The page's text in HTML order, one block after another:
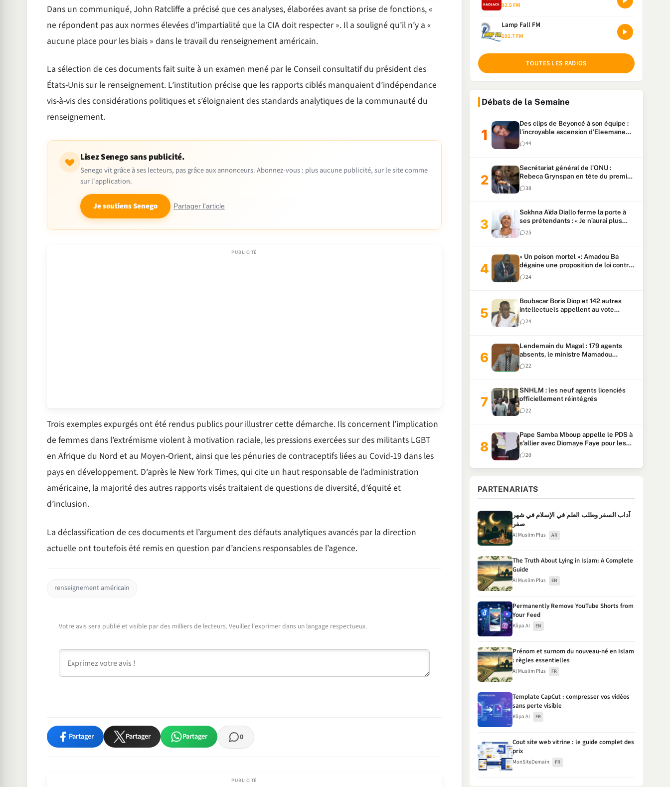
Dans un communiqué, John Ratcliffe a précisé que ces analyses, élaborées avant sa prise de fonctions, «
ne répondent pas aux normes élevées d’impartialité que la CIA doit respecter ». Il a souligné qu’il n’y a «
aucune place pour les biais » dans le travail du renseignement américain.
La sélection de ces documents fait suite à un examen mené par le Conseil consultatif du président des
États-Unis sur le renseignement. L’institution précise que les rapports ciblés manquaient d’indépendance
vis-à-vis des considérations politiques et s’éloignaient des standards analytiques de la communauté du
renseignement.
Lisez Senego sans publicité.
Senego vit grâce à ses lecteurs, pas grâce aux annonceurs. Abonnez-vous : plus aucune publicité, sur le site comme
sur l'application.
Je soutiens Senego Partager l'article
Trois exemples expurgés ont été rendus publics pour illustrer cette démarche. Ils concernent l’implication
de femmes dans l’extrémisme violent à motivation raciale, les pressions exercées sur des militants LGBT
en Afrique du Nord et au Moyen-Orient, ainsi que les pénuries de contraceptifs liées au Covid-19 dans les
pays en développement. D’après le New York Times, qui cite un haut responsable de l’administration
américaine, la majorité des autres rapports visés traitaient de questions de diversité, d’équité et
d’inclusion.
La déclassification de ces documents et l’argument des défauts analytiques avancés par la direction
actuelle ont toutefois été remis en question par d’anciens responsables de l’agence.
renseignement américain
Votre avis sera publié et visible par des milliers de lecteurs. Veuillez l'exprimer dans un langage respectueux.
Partager Partager Partager 0
92.5 FM
Lamp Fall FM
101.7 FM
TOUTES LES RADIOS
Débats de la Semaine
Des clips de Beyoncé à son équipe :
l’incroyable ascension d’Eleemane
HK44
Secrétariat général de l’ONU :
Rebeca Grynspan en tête du premier
vote, Macky Sall pointe à la 5ᵉ place
38
Sokhna Aïda Diallo ferme la porte à
ses prétendants : « Je n’aurai plus
jamais un autre mari »
25
« Un poison mortel »: Amadou Ba
dégaine une proposition de loi contre
la transhumance des maires
24
Boubacar Boris Diop et 142 autres
intellectuels appellent au vote
urgent de la révision
constitutionnelle
24
Lendemain du Magal : 179 agents
absents, le ministre Mamadou
Lamine Dianté exige des explications
22
SNHLM : les neuf agents licenciés
officiellement réintégrés
22
Pape Samba Mboup appelle le PDS à
s’allier avec Diomaye Faye pour les
locales et tacle Sonko
20
PARTENARIATS
آداب السفر وطلب العلم في الإسلام في شهر
صفر
Al Muslim Plus AR
The Truth About Lying in Islam: A Complete
Guide
Al Muslim Plus EN
Permanently Remove YouTube Shorts from
Your Feed
Klipa AI EN
Prénom et surnom du nouveau-né en Islam
: règles essentielles
Al Muslim Plus FR
Template CapCut : compresser vos vidéos
sans perte visible
Klipa AI FR
Cout site web vitrine : le guide complet des
prix
MonSiteDemain FR